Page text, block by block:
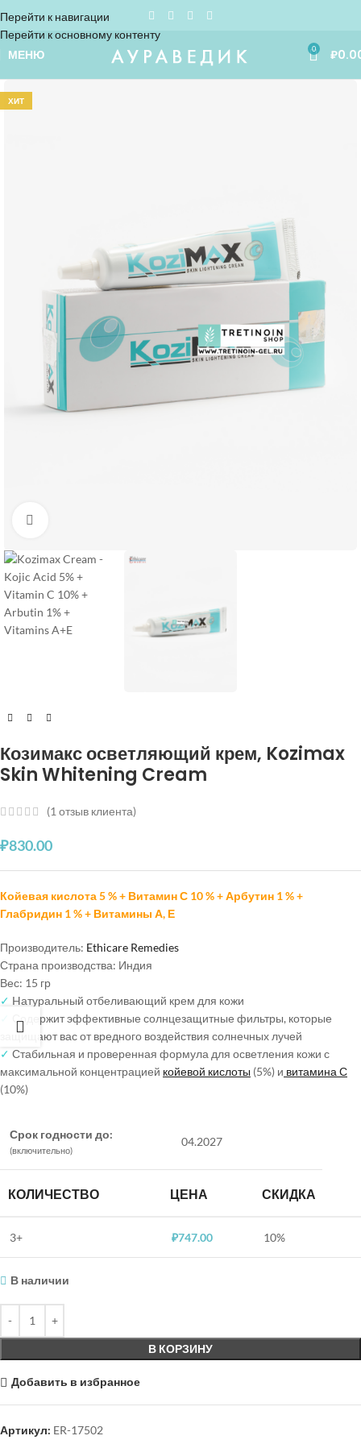
Перейти к навигации
Перейти к основному контенту
МЕНЮ 0 ₽
ХИТ
Козимакс осветляющий крем, Kozimax
Skin Whitening Cream
(1отзыв клиента)
₽830.00
Койевая кислота 5 % + Витамин С 10 % + Арбутин 1 % +
Глабридин 1 % + Витамины А, Е
Производитель: Ethicare Remedies
Страна производства: Индия
Вес: 15 гр
✓ Hатуральный отбеливающий крем для кожи
Содержит эффективные солнцезащитные фильтры, которые
защищают вас от вредного воздействия солнечных лучей
✓ Стабильная и проверенная формула для осветления кожи с
максимальной концентрацией койевой кислоты (5%) и витамина С
(10%)
Срок годности до:
(включительно)
04.2027
КОЛИЧЕСТВО ЦЕНА СКИДКА
3+ ₽747.00 10%
В наличии
В КОРЗИНУ
Добавить в избранное
Артикул: ER-17502